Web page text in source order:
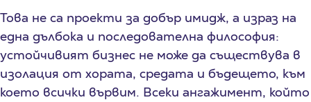
Това не са проекти за добър имидж, а израз на
една дълбока и последователна философия:
устойчивият бизнес не може да съществува в
изолация от хората, средата и бъдещето, към
което всички вървим. Всеки ангажимент, който